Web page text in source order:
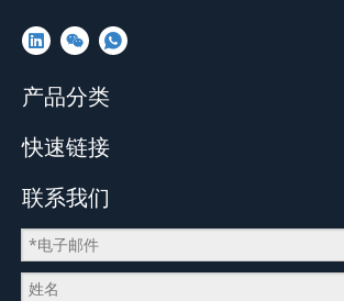
产品分类
快速链接
联系我们